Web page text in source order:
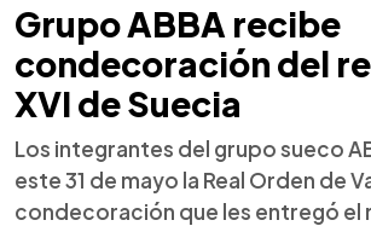
Grupo ABBA recibe
condecoración del
XVI de Suecia
Los integrantes del grupo sueco
este 31 de mayo la Real Orden de
condecoración que les entregó el